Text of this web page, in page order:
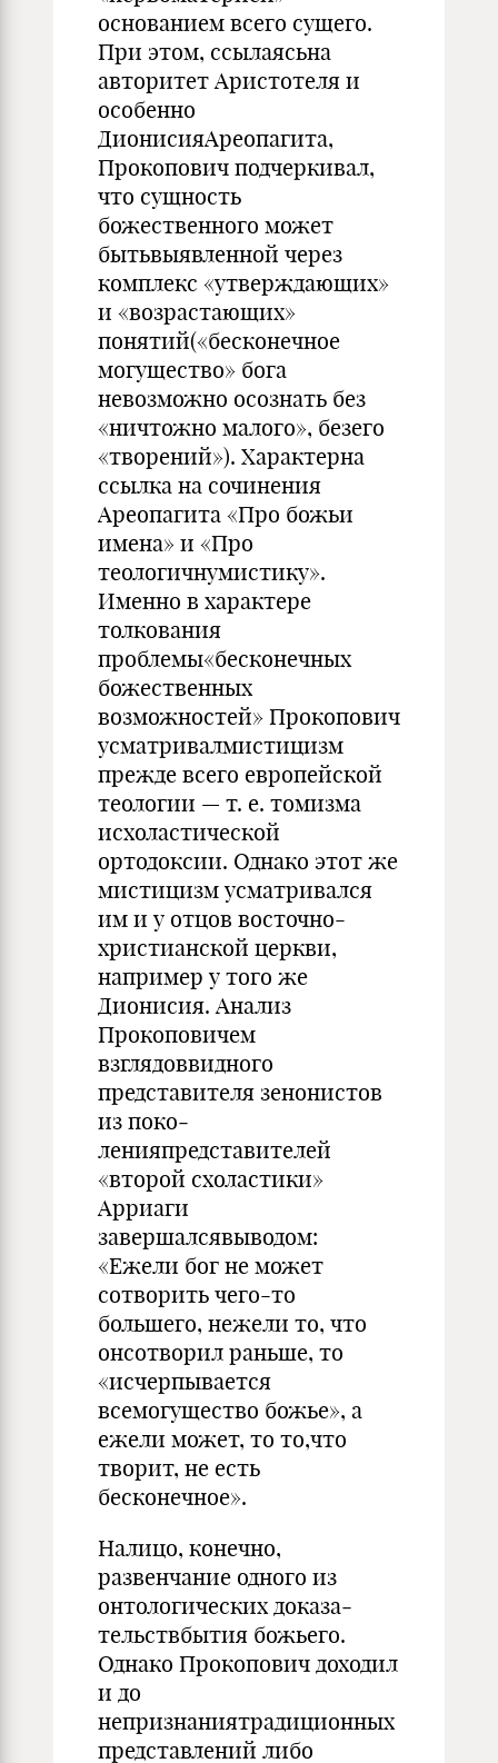
основанием всего сущего.
При этом, ссылаясьна
авторитет Аристотеля и
особенно
ДионисияАреопагита,
Прокопович подчеркивал,
что сущность
божественного может
бытьвыявленной через
комплекс «утверждающих»
и «возраста­ющих»
понятий(«бесконечное
могущество» бога
невозможно осознать без
«ничтожно малого», безего
«творений»). Характерна
ссылка на сочинения
Ареопагита «Про божьи
имена» и «Про
теологичнумистику».
Именно в характере
толкования
проблемы«бесконечных
божественных
возможностей» Прокопович
усматривалмистицизм
прежде всего европейской
теологии — т. е. томизма
исхоластической
ортодоксии. Однако этот же
мистицизм усматривался
им и у отцов восточно-
христианской церкви,
например у того же
Дионисия. Анализ
Прокоповичем
взглядоввидного
представителя зенонистов
из поко­
ленияпредставителей
«второй схоластики»
Арриаги
завершалсявыводом:
«Ежели бог не может
сотворить чего-то
большего, нежели то, что
онсотворил раньше, то
«исчерпывается
всемогущество божье», а
ежели может, то то,что
творит, не есть
бесконечное».
Налицо, конечно,
развенчание одного из
онтологических доказа­
тельствбытия божьего.
Однако Прокопович доходил
и до
непризнаниятрадиционных
представлений либо